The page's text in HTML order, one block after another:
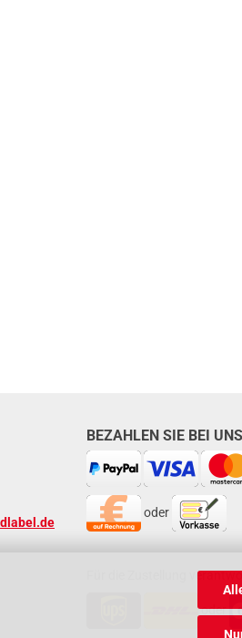
BEZAHLEN SIE BEI
oder
Für die Zustellung
oder